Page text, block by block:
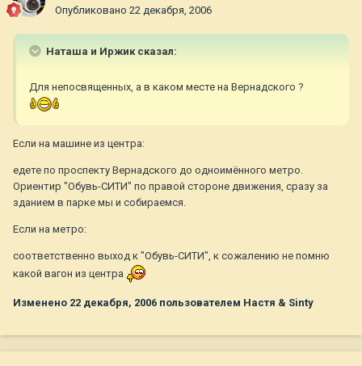
Опубликовано 22 декабря, 2006
Наташа и Иржик сказал:
Для непосвященных, а в каком месте на Вернадского ?
Если на машине из центра:
едете по проспекту Вернадского до одноимённого метро.
Ориентир "Обувь-СИТИ" по правой стороне движения, сразу за
зданием в парке мы и собираемся.
Если на метро:
соответственно выход к "Обувь-СИТИ", к сожалению не помню
какой вагон из центра
Изменено 22 декабря, 2006 пользователем Настя & Sinty